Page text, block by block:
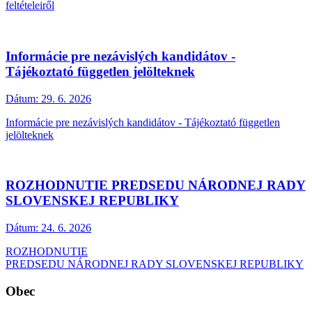
feltételeiről
Informácie pre nezávislých kandidátov -
Tájékoztató független jelölteknek
Dátum: 29. 6. 2026
Informácie pre nezávislých kandidátov - Tájékoztató független
jelölteknek
ROZHODNUTIE PREDSEDU NÁRODNEJ RADY
SLOVENSKEJ REPUBLIKY
Dátum: 24. 6. 2026
ROZHODNUTIE
PREDSEDU NÁRODNEJ RADY SLOVENSKEJ REPUBLIKY
Obec